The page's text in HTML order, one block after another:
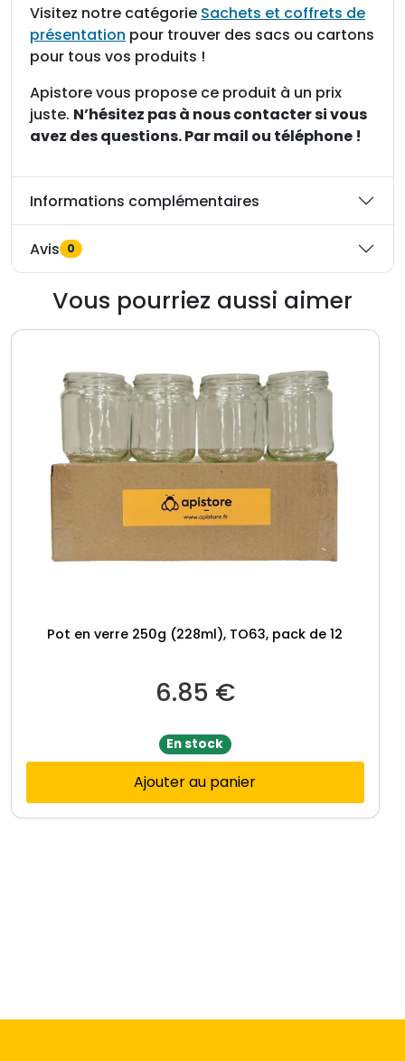
Visitez notre catégorie Sachets et coffrets de
présentation pour trouver des sacs ou cartons
pour tous vos produits !
Apistore vous propose ce produit à un prix
juste. N’hésitez pas à nous contacter si vous
avez des questions. Par mail ou téléphone !
Informations complémentaires
Avis 0
Vous pourriez aussi aimer
Pot en verre 250g (228ml), TO63, pack de 12
6.85 €
En stock
Ajouter au panier